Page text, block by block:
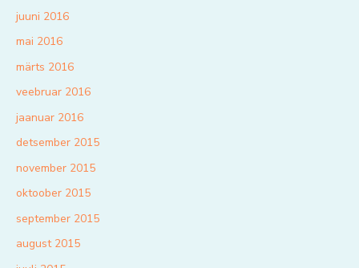
juuni 2016
mai 2016
märts 2016
veebruar 2016
jaanuar 2016
detsember 2015
november 2015
oktoober 2015
september 2015
august 2015